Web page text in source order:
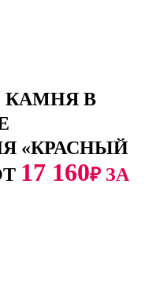
КАМНЯ В
«КРАСНЫЙ
17 160₽ ЗА